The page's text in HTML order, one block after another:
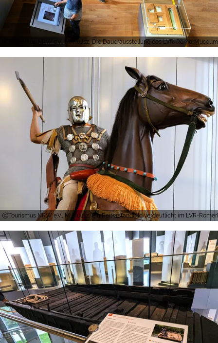
Tourismus NRW e.V., M. Hulisz, Die Dauerausstellung des LVR-
Tourismus NRW e.V., M. Hulisz, Ein Reiterstandbild verdeutlicht im LVR-